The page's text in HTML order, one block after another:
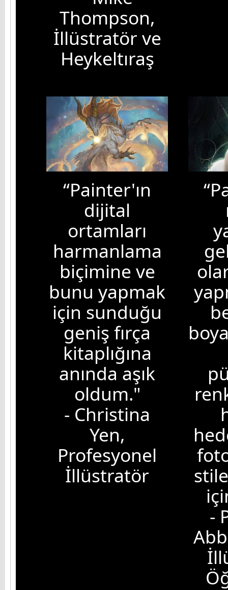
Thompson,
İllüstratör ve
Heykeltıraş
“Painter'ın
dijital
ortamları
harmanlama
biçimine ve
bunu yapmak
için sunduğu
geniş fırça
kitaplığına
anında aşık
oldum."
- Christina
Yen,
Profesyonel
İllüstratör
-